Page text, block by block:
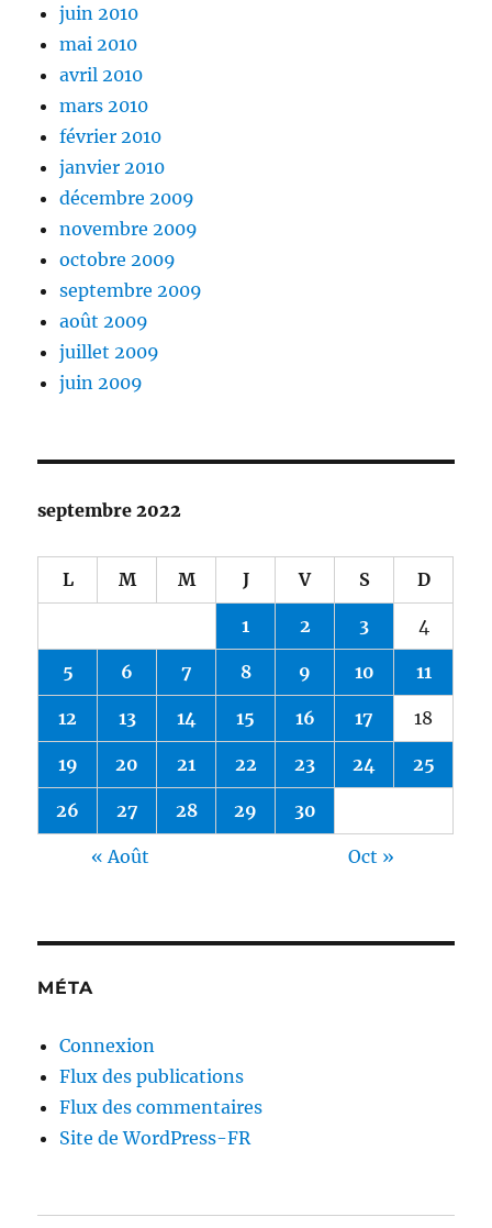
juin 2010
mai 2010
avril 2010
mars 2010
février 2010
janvier 2010
décembre 2009
novembre 2009
octobre 2009
septembre 2009
août 2009
juillet 2009
juin 2009
septembre 2022
L M M J V S D
1 2 3 4
5 6 7 8 9 10 11
12 13 14 15 16 17 18
19 20 21 22 23 24 25
26 27 28 29 30
« Août Oct »
MÉTA
Connexion
Flux des publications
Flux des commentaires
Site de WordPress-FR